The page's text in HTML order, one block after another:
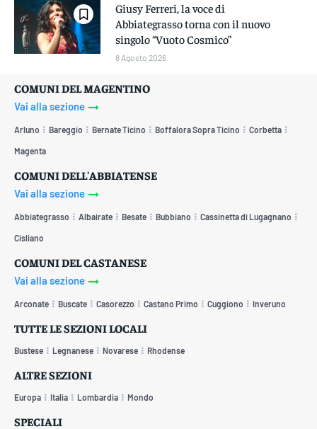
Giusy Ferreri, la voce di
Abbiategrasso torna con il nuovo
singolo “Vuoto Cosmico”
8 Agosto 2026
COMUNI DEL MAGENTINO
Vai alla sezione
Arluno Bareggio Bernate Ticino Boffalora Sopra Ticino Corbetta
Magenta
COMUNI DELL'ABBIATENSE
Vai alla sezione
Abbiategrasso Albairate Besate Bubbiano Cassinetta di Lugagnano
Cisliano
COMUNI DEL CASTANESE
Vai alla sezione
Arconate Buscate Casorezzo Castano Primo Cuggiono Inveruno
TUTTE LE SEZIONI LOCALI
Bustese Legnanese Novarese Rhodense
ALTRE SEZIONI
Europa Italia Lombardia Mondo
SPECIALI